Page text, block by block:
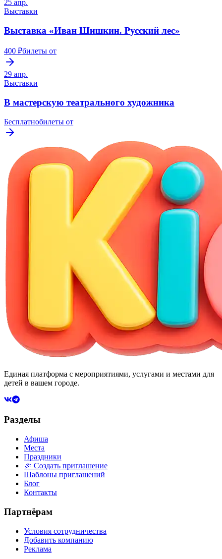
25 апр.
Выставки
Выставка «Иван Шишкин. Русский лес»
400 ₽билеты от
29 апр.
Выставки
В мастерскую театрального художника
Бесплатнобилеты от
Единая платформа с мероприятиями, услугами и местами для
детей в вашем городе.
Разделы
Афиша
Места
Праздники
🎉 Создать приглашение
Шаблоны приглашений
Блог
Контакты
Партнёрам
Условия сотрудничества
Добавить компанию
Реклама